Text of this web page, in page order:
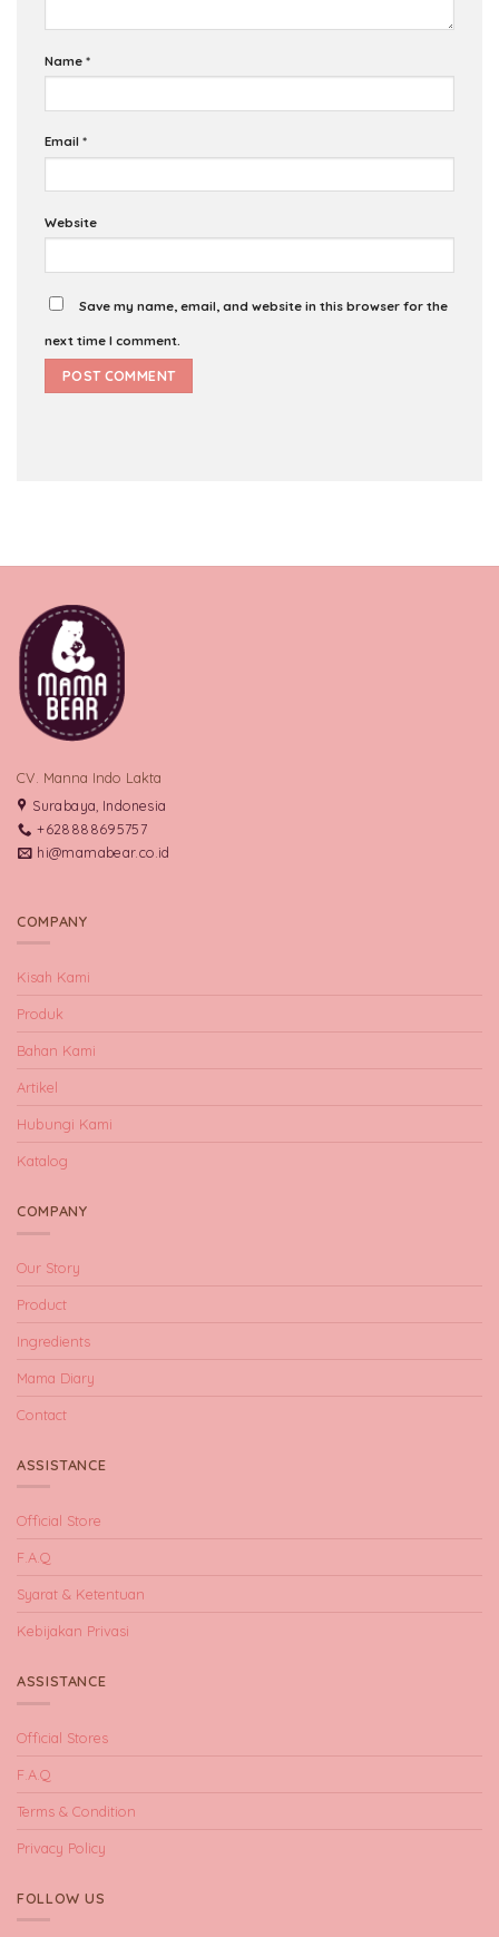
Name *
Email *
Website
Save my name, email, and website in this browser for the
next time I comment.
CV. Manna Indo Lakta
Surabaya, Indonesia
+628888695757
hi@mamabear.co.id
COMPANY
Kisah Kami
Produk
Bahan Kami
Artikel
Hubungi Kami
Katalog
COMPANY
Our Story
Product
Ingredients
Mama Diary
Contact
ASSISTANCE
Official Store
F.A.Q
Syarat & Ketentuan
Kebijakan Privasi
ASSISTANCE
Official Stores
F.A.Q
Terms & Condition
Privacy Policy
FOLLOW US